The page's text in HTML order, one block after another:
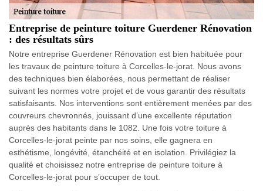
Entreprise de peinture toiture Guerdener Rénovation
: des résultats sûrs
Notre entreprise Guerdener Rénovation est bien habituée pour
les travaux de peinture toiture à Corcelles-le-jorat. Nous avons
des techniques bien élaborées, nous permettant de réaliser
suivant les normes votre projet et de vous garantir des résultats
satisfaisants. Nos interventions sont entièrement menées par des
couvreurs chevronnés, jouissant d’une excellente réputation
auprès des habitants dans le 1082. Une fois votre toiture à
Corcelles-le-jorat peinte par nos soins, elle gagnera en
esthétisme, longévité, étanchéité et en isolation. Privilégiez la
qualité et choisissez notre entreprise de peinture toiture à
Corcelles-le-jorat pour s’occuper de tout.